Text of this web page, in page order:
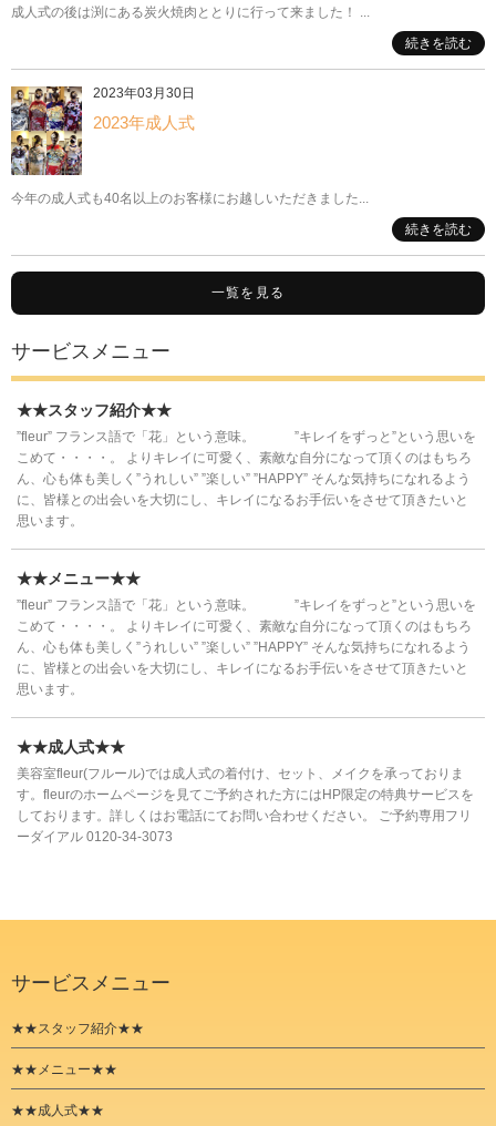
成人式の後は渕にある炭火焼肉ととりに行って来ました！ ...
続きを読む
2023年03月30日
2023年成人式
今年の成人式も40名以上のお客様にお越しいただきました...
続きを読む
一覧を見る
サービスメニュー
★★スタッフ紹介★★
”fleur” フランス語で「花」という意味。 ”キレイをずっと”という思いを
こめて・・・・。 よりキレイに可愛く、素敵な自分になって頂くのはもちろ
ん、心も体も美しく”うれしい” ”楽しい” ”HAPPY” そんな気持ちになれるよう
に、皆様との出会いを大切にし、キレイになるお手伝いをさせて頂きたいと
思います。
★★メニュー★★
”fleur” フランス語で「花」という意味。 ”キレイをずっと”という思いを
こめて・・・・。 よりキレイに可愛く、素敵な自分になって頂くのはもちろ
ん、心も体も美しく”うれしい” ”楽しい” ”HAPPY” そんな気持ちになれるよう
に、皆様との出会いを大切にし、キレイになるお手伝いをさせて頂きたいと
思います。
★★成人式★★
美容室fleur(フルール)では成人式の着付け、セット、メイクを承っておりま
す。fleurのホームページを見てご予約された方にはHP限定の特典サービスを
しております。詳しくはお電話にてお問い合わせください。 ご予約専用フリ
ーダイアル 0120-34-3073
サービスメニュー
★★スタッフ紹介★★
★★メニュー★★
★★成人式★★